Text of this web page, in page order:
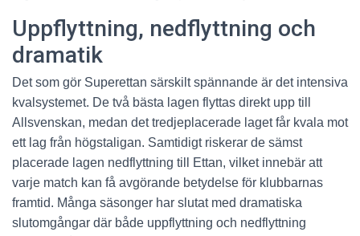
Uppflyttning, nedflyttning och
dramatik
Det som gör Superettan särskilt spännande är det intensiva
kvalsystemet. De två bästa lagen flyttas direkt upp till
Allsvenskan, medan det tredjeplacerade laget får kvala mot
ett lag från högstaligan. Samtidigt riskerar de sämst
placerade lagen nedflyttning till Ettan, vilket innebär att
varje match kan få avgörande betydelse för klubbarnas
framtid. Många säsonger har slutat med dramatiska
slutomgångar där både uppflyttning och nedflyttning